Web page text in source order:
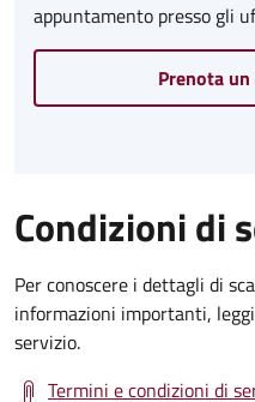
appuntamento presso gli
Prenota
Condizioni di
Per conoscere i dettagli di
informazioni importanti,
servizio.
Termini e condizioni di